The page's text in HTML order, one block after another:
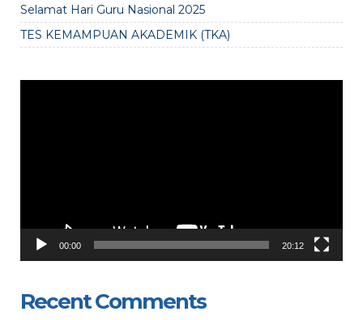
Selamat Hari Guru Nasional 2025
TES KEMAMPUAN AKADEMIK (TKA)
00:00 20:12
Recent Comments